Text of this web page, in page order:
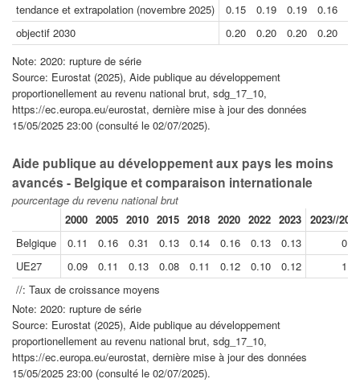
tendance et extrapolation (novembre 2025)
0.15 0.19 0.19 0.16
objectif 2030
0.20 0.20 0.20 0.20
Note: 2020: rupture de série
Source: Eurostat (2025), Aide publique au développement
proportionellement au revenu national brut, sdg_17_10,
https://ec.europa.eu/eurostat, dernière mise à jour des données
15/05/2025 23:00 (consulté le 02/07/2025).
Aide publique au développement aux pays les moins
avancés - Belgique et comparaison internationale
pourcentage du revenu national brut
2000 2005 2010 2015 2018 2020 2022 2023 2023//
Belgique
0.11 0.16 0.31 0.13 0.14 0.16 0.13 0.13
UE27
0.09 0.11 0.13 0.08 0.11 0.12 0.10 0.12
//: Taux de croissance moyens
Note: 2020: rupture de série
Source: Eurostat (2025), Aide publique au développement
proportionellement au revenu national brut, sdg_17_10,
https://ec.europa.eu/eurostat, dernière mise à jour des données
15/05/2025 23:00 (consulté le 02/07/2025).